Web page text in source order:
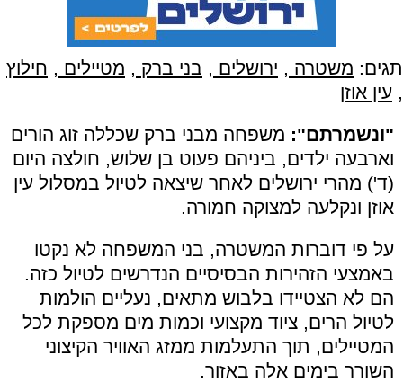
תגים: משטרה , ירושלים , בני ברק , מטיילים , חילוץ
, עין אוזן
"ונשמרתם": משפחה מבני ברק שכללה זוג הורים
וארבעה ילדים, ביניהם פעוט בן שלוש, חולצה היום
(ד') מהרי ירושלים לאחר שיצאה לטיול במסלול עין
אוזן ונקלעה למצוקה חמורה.
על פי דוברות המשטרה, בני המשפחה לא נקטו
באמצעי הזהירות הבסיסיים הנדרשים לטיול כזה.
הם לא הצטיידו בלבוש מתאים, נעליים הולמות
לטיול הרים, ציוד מקצועי וכמות מים מספקת לכל
המטיילים, תוך התעלמות ממזג האוויר הקיצוני
השורר בימים אלה באזור.